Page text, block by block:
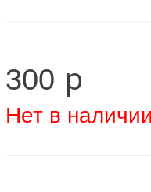
300 p
Нет в наличии